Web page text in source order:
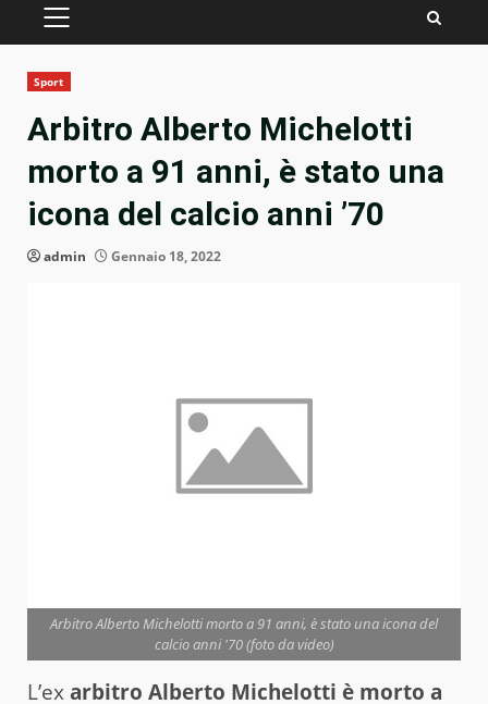
PRIMARY
Sport
Arbitro Alberto Michelotti
morto a 91 anni, è stato una
icona del calcio anni ’70
admin Gennaio 18, 2022
Arbitro Alberto Michelotti morto a 91 anni, è stato una icona del
calcio anni '70 (foto da video)
L’exarbitro Alberto Michelotti è morto a